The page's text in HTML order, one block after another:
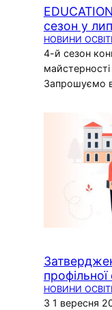
сезон у
НОВИНИ
4-й сезон
Запрошуємо
профільної
НОВИНИ
З 1 вересня